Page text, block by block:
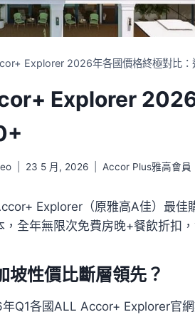
Explorer 2026年各國價格終極對比：
Explorer
23 5 月, 2026 Accor Plus雅高會員
Explorer（原雅高A佳）最佳
全年無限次免費房晚+餐飲折扣
坡性價比斷層領先？
Q1各國ALL Accor+ Explorer官